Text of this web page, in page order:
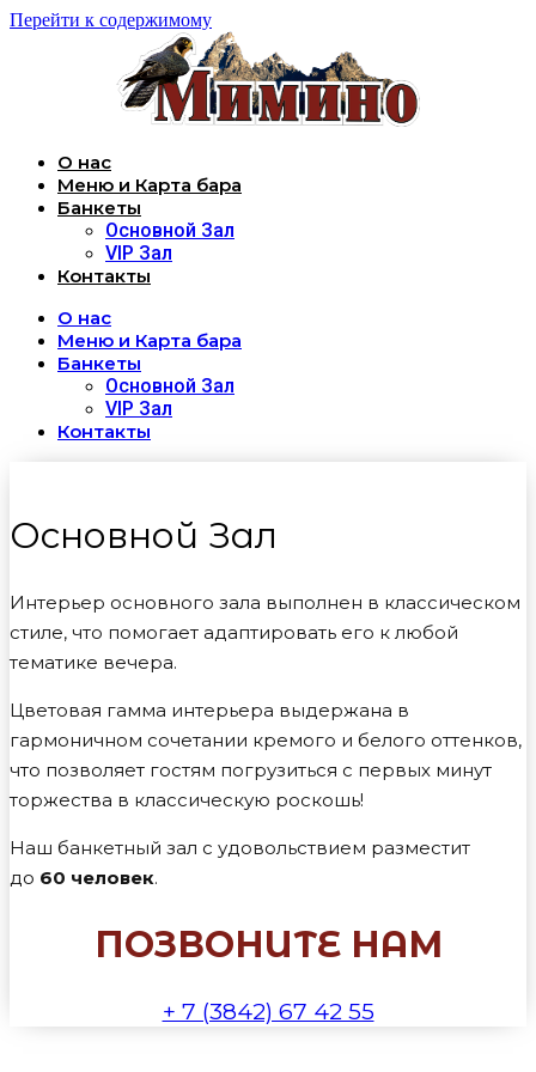
Перейти к содержимому
О нас
Меню и Карта бара
Банкеты
Основной Зал
VIP Зал
Контакты
О нас
Меню и Карта бара
Банкеты
Основной Зал
VIP Зал
Контакты
Основной Зал
Интерьер основного зала выполнен в классическом
стиле, что помогает адаптировать его к любой
тематике вечера.
Цветовая гамма интерьера выдержана в
гармоничном сочетании кремого и белого оттенков,
что позволяет гостям погрузиться с первых минут
торжества в классическую роскошь!
Наш банкетный зал с удовольствием разместит
до 60 человек.
ПОЗВОНИТЕ НАМ
+ 7 (3842) 67 42 55